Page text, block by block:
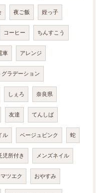
夜ご飯 姪っ子
コーヒー ちんすこう
車 アレンジ
グラデーション
しぇろ 奈良県
友達 てんしば
ル ベージュピンク 蛇
児所付き メンズネイル
ツエク おやすみ